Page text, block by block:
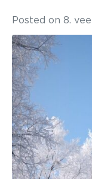
Posted on 8.